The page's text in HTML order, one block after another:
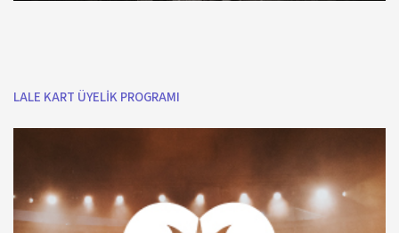
LALE KART ÜYELİK PROGRAMI